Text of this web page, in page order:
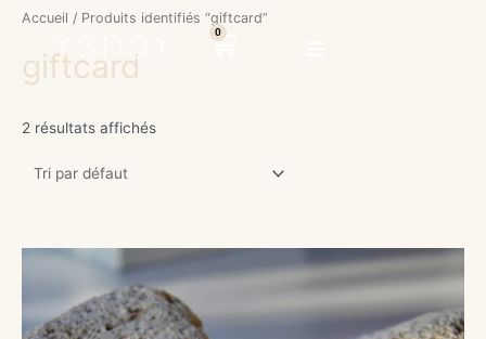
Aller
contenu
0
Panier
Accueil / Produits identifiés “giftcard”
giftcard
2 résultats affichés